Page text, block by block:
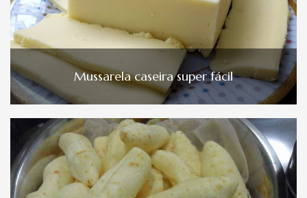
Mussarela caseira super fácil